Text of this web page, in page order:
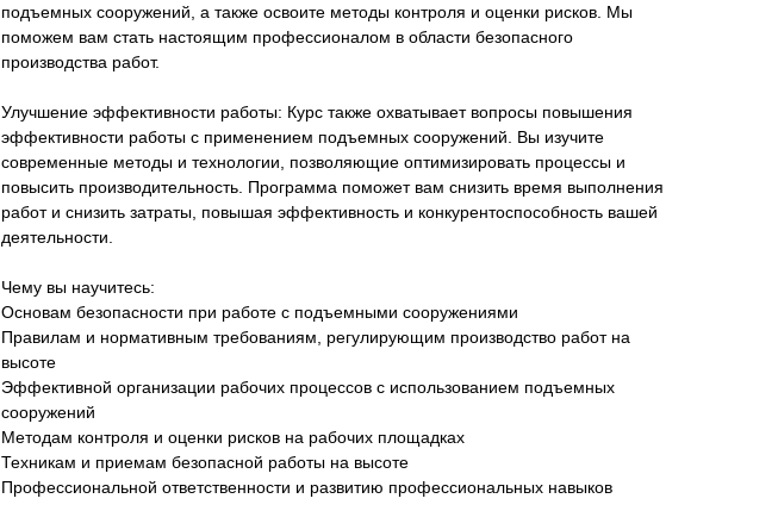
подъемных сооружений, а также освоите методы контроля и оценки рисков. Мы
поможем вам стать настоящим профессионалом в области безопасного
производства работ.
Улучшение эффективности работы: Курс также охватывает вопросы повышения
эффективности работы с применением подъемных сооружений. Вы изучите
современные методы и технологии, позволяющие оптимизировать процессы и
повысить производительность. Программа поможет вам снизить время выполнения
работ и снизить затраты, повышая эффективность и конкурентоспособность вашей
деятельности.
Чему вы научитесь:
Основам безопасности при работе с подъемными сооружениями
Правилам и нормативным требованиям, регулирующим производство работ на
высоте
Эффективной организации рабочих процессов с использованием подъемных
сооружений
Методам контроля и оценки рисков на рабочих площадках
Техникам и приемам безопасной работы на высоте
Профессиональной ответственности и развитию профессиональных навыков